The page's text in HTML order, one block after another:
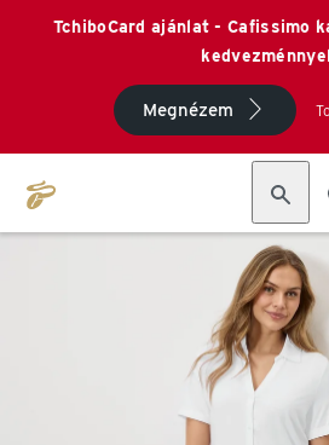
TchiboCard ajánlat - Cafissimo
Megnézem